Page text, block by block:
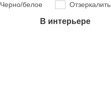
Черно/белое Отзеркалить
В интерьере